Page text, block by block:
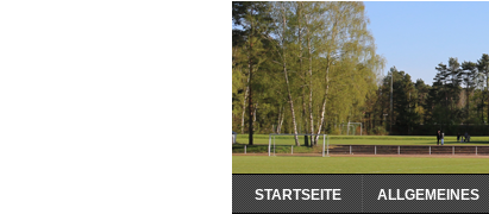
Navigation
überspringen
STARTSEITE ALLGEMEINES